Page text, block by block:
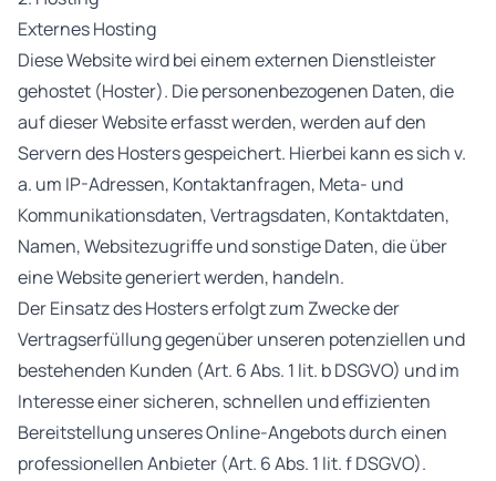
Externes Hosting
Diese Website wird bei einem externen Dienstleister
gehostet (Hoster). Die personenbezogenen Daten, die
auf dieser Website erfasst werden, werden auf den
Servern des Hosters gespeichert. Hierbei kann es sich v.
a. um IP-Adressen, Kontaktanfragen, Meta- und
Kommunikationsdaten, Vertragsdaten, Kontaktdaten,
Namen, Websitezugriffe und sonstige Daten, die über
eine Website generiert werden, handeln.
Der Einsatz des Hosters erfolgt zum Zwecke der
Vertragserfüllung gegenüber unseren potenziellen und
bestehenden Kunden (Art. 6 Abs. 1 lit. b DSGVO) und im
Interesse einer sicheren, schnellen und effizienten
Bereitstellung unseres Online-Angebots durch einen
professionellen Anbieter (Art. 6 Abs. 1 lit. f DSGVO).